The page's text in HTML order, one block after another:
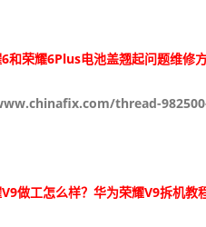
荣耀6Plus电池盖翘起问题维修
thread-
做工怎么样？华为荣耀V9拆机教